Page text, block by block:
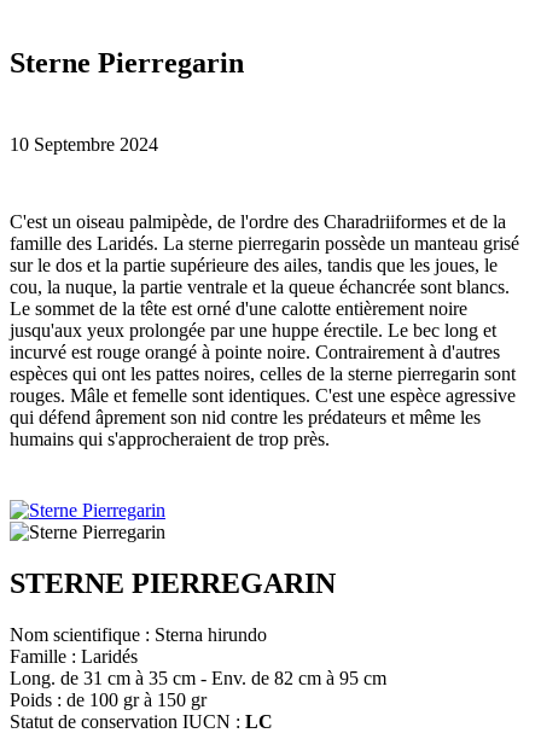
Sterne Pierregarin
10 Septembre 2024
C'est un oiseau palmipède, de l'ordre des Charadriiformes et de la
famille des Laridés. La sterne pierregarin possède un manteau grisé
sur le dos et la partie supérieure des ailes, tandis que les joues, le
cou, la nuque, la partie ventrale et la queue échancrée sont blancs.
Le sommet de la tête est orné d'une calotte entièrement noire
jusqu'aux yeux prolongée par une huppe érectile. Le bec long et
incurvé est rouge orangé à pointe noire. Contrairement à d'autres
espèces qui ont les pattes noires, celles de la sterne pierregarin sont
rouges. Mâle et femelle sont identiques. C'est une espèce agressive
qui défend âprement son nid contre les prédateurs et même les
humains qui s'approcheraient de trop près.
STERNE PIERREGARIN
Nom scientifique : Sterna hirundo
Famille : Laridés
Long. de 31 cm à 35 cm - Env. de 82 cm à 95 cm
Poids : de 100 gr à 150 gr
Statut de conservation IUCN : LC